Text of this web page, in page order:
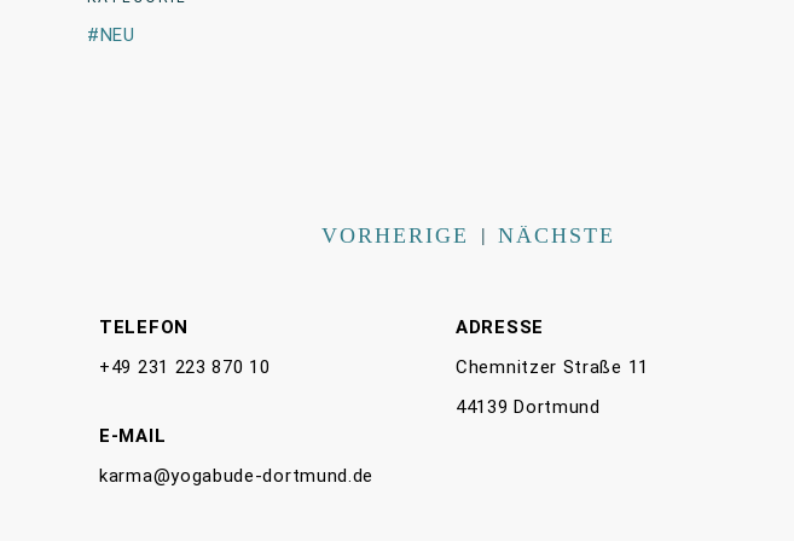
NEU
VORHERIGE | NÄCHSTE
TELEFON
+49 231 223 870 10
E-MAIL
karma@yogabude-dortmund.de
ADRESSE
Chemnitzer Straße 11
44139 Dortmund